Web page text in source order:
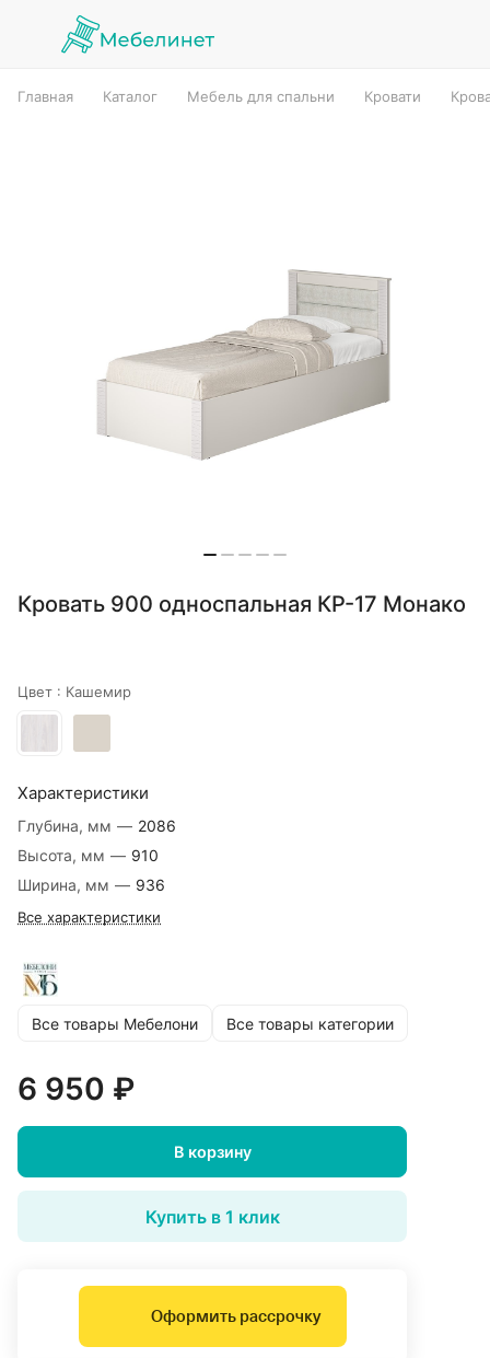
Главная Каталог Мебель для спальни Кровати
Кровать 900 односпальная КР-17 Монако
Цвет : Кашемир
Характеристики
Глубина, мм — 2086
Высота, мм — 910
Ширина, мм — 936
Все характеристики
Все товары Мебелони Все товары категории
6 950 ₽
В корзину
Купить в 1 клик
Оформить рассрочку